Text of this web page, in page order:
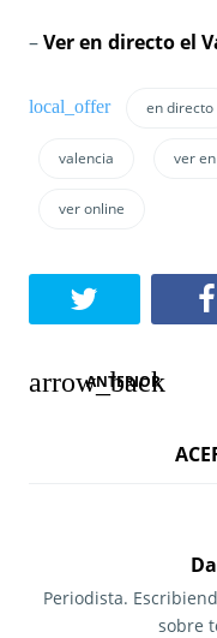
–Ver en directo el
en directo
valencia ver
ver online
N
a
ANTERIOR
Periodista.
sobre